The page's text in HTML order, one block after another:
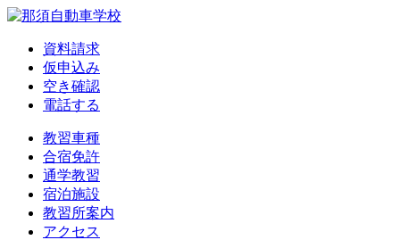
資料請求
仮申込み
空き確認
電話する
教習車種
合宿免許
通学教習
宿泊施設
教習所案内
アクセス